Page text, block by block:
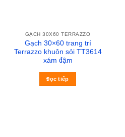
GẠCH 30X60 TERRAZZO
Gạch 30×60 trang trí
Terrazzo khuôn sỏi TT3614
xám đậm
Đọc tiếp